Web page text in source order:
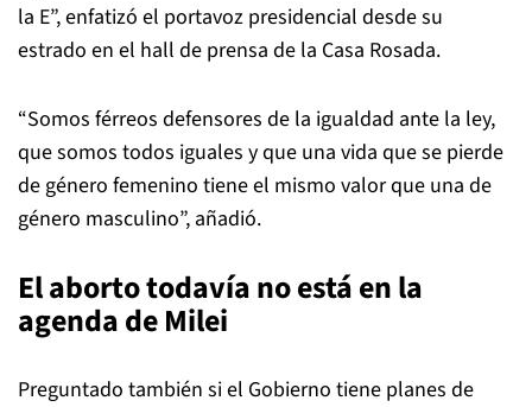
la E”, enfatizó el portavoz presidencial desde su
estrado en el hall de prensa de la Casa Rosada.
“Somos férreos defensores de la igualdad ante la ley,
que somos todos iguales y que una vida que se pierde
de género femenino tiene el mismo valor que una de
género masculino”, añadió.
El aborto todavía no está en la
agenda de Milei
Preguntado también si el Gobierno tiene planes de